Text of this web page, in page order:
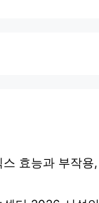
스 효능과 부작용